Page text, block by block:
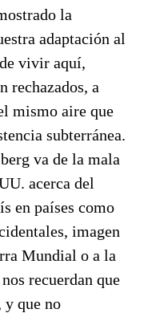
la
adaptación al
vivir aquí,
rechazados, a
mismo aire que
subterránea.
va de la mala
acerca del
en países como
imagen
Mundial o a la
recuerdan que
y que no